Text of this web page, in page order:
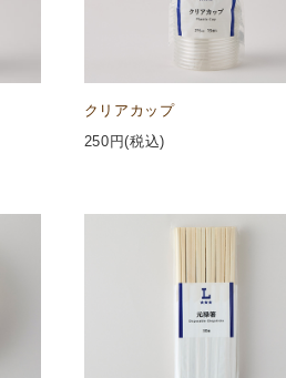
クリアカップ
250 円(税込)